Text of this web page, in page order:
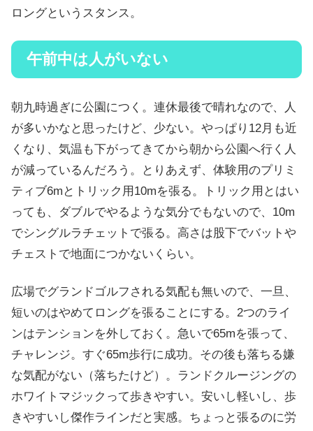
ロングというスタンス。
午前中は人がいない
朝九時過ぎに公園につく。連休最後で晴れなので、人
が多いかなと思ったけど、少ない。やっぱり12月も近
くなり、気温も下がってきてから朝から公園へ行く人
が減っているんだろう。とりあえず、体験用のプリミ
ティブ6mとトリック用10mを張る。トリック用とはい
っても、ダブルでやるような気分でもないので、10m
でシングルラチェットで張る。高さは股下でバットや
チェストで地面につかないくらい。
広場でグランドゴルフされる気配も無いので、一旦、
短いのはやめてロングを張ることにする。2つのライ
ンはテンションを外しておく。急いで65mを張って、
チャレンジ。すぐ65m歩行に成功。その後も落ちる嫌
な気配がない（落ちたけど）。ランドクルージングの
ホワイトマジックって歩きやすい。安いし軽いし、歩
きやすいし傑作ラインだと実感。ちょっと張るのに労